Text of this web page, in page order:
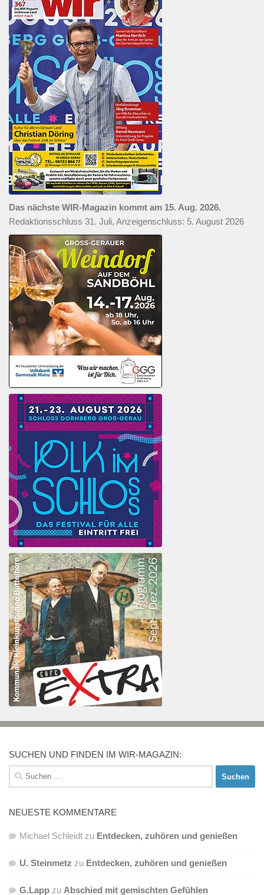
Das nächste WIR-Magazin kommt am 15. Aug. 2026.
Redaktionsschluss 31. Juli, Anzeigenschluss: 5. August 2026
SUCHEN UND FINDEN IM WIR-MAGAZIN:
Suchen
nach:
NEUESTE KOMMENTARE
Michael Schleidt zu Entdecken, zuhören und genießen
U. Steinmetz zu Entdecken, zuhören und genießen
G.Lapp zu Abschied mit gemischten Gefühlen